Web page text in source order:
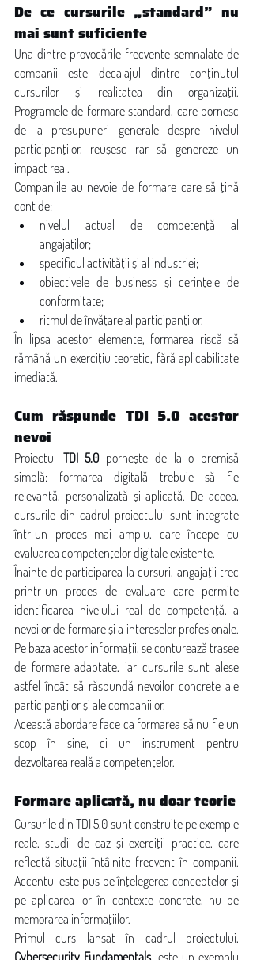
De ce cursurile „standard” nu
mai sunt suficiente
Una dintre provocările frecvente semnalate de
companii este decalajul dintre conținutul
cursurilor și realitatea din organizații.
Programele de formare standard, care pornesc
de la presupuneri generale despre nivelul
participanților, reușesc rar să genereze un
impact real.
Companiile au nevoie de formare care să țină
cont de:
nivelul actual de competență al
angajaților;
specificul activității și al industriei;
obiectivele de business și cerințele de
conformitate;
ritmul de învățare al participanților.
În lipsa acestor elemente, formarea riscă să
rămână un exercițiu teoretic, fără aplicabilitate
imediată.
Cum răspunde TDI 5.0 acestor
nevoi
Proiectul TDI 5.0 pornește de la o premisă
simplă: formarea digitală trebuie să fie
relevantă, personalizată și aplicată. De aceea,
cursurile din cadrul proiectului sunt integrate
într-un proces mai amplu, care începe cu
evaluarea competențelor digitale existente.
Înainte de participarea la cursuri, angajații trec
printr-un proces de evaluare care permite
identificarea nivelului real de competență, a
nevoilor de formare și a intereselor profesionale.
Pe baza acestor informații, se conturează trasee
de formare adaptate, iar cursurile sunt alese
astfel încât să răspundă nevoilor concrete ale
participanților și ale companiilor.
Această abordare face ca formarea să nu fie un
scop în sine, ci un instrument pentru
dezvoltarea reală a competențelor.
Formare aplicată, nu doar teorie
Cursurile din TDI 5.0 sunt construite pe exemple
reale, studii de caz și exerciții practice, care
reflectă situații întâlnite frecvent în companii.
Accentul este pus pe înțelegerea conceptelor și
pe aplicarea lor în contexte concrete, nu pe
memorarea informațiilor.
Cybersecurity Fundamentals, este un exemplu